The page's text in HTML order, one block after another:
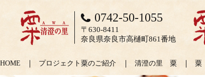
HOME プロジェクト粟のご紹介 清澄の里 粟 粟
0742-50-1055
〒630-8411
奈良県奈良市高樋町861番地